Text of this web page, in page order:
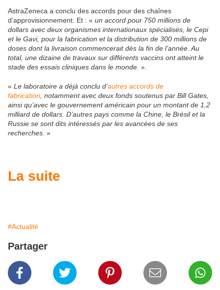
AstraZeneca a conclu des accords pour des chaînes
d’approvisionnement. Et : « un accord pour 750 millions de
dollars avec deux organismes internationaux spécialisés, le Cepi
et le Gavi, pour la fabrication et la distribution de 300 millions de
doses dont la livraison commencerait dès la fin de l’année. Au
total, une dizaine de travaux sur différents vaccins ont atteint le
stade des essais cliniques dans le monde. ».
« Le laboratoire a déjà conclu d’autres accords de
fabrication, notamment avec deux fonds soutenus par Bill Gates,
ainsi qu’avec le gouvernement américain pour un montant de 1,2
milliard de dollars. D’autres pays comme la Chine, le Brésil et la
Russie se sont dits intéressés par les avancées de ses
recherches. »
La suite
#Actualité
Partager